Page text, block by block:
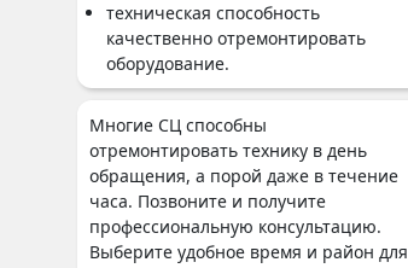
техническая способность
качественно отремонтировать
оборудование.
Многие СЦ способны
отремонтировать технику в день
обращения, а порой даже в течение
часа. Позвоните и получите
профессиональную консультацию.
Выберите удобное время и район для